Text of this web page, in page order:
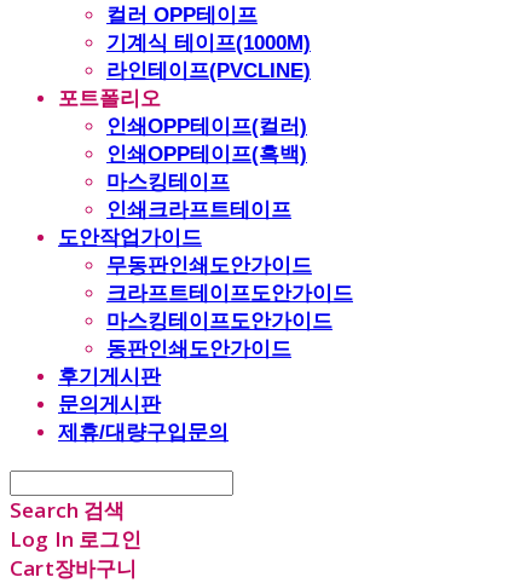
컬러 OPP테이프
기계식 테이프(1000M)
라인테이프(PVCLINE)
포트폴리오
인쇄OPP테이프(컬러)
인쇄OPP테이프(흑백)
마스킹테이프
인쇄크라프트테이프
도안작업가이드
무동판인쇄도안가이드
크라프트테이프도안가이드
마스킹테이프도안가이드
동판인쇄도안가이드
후기게시판
문의게시판
제휴/대량구입문의
Search 검색
Log In 로그인
Cart장바구니